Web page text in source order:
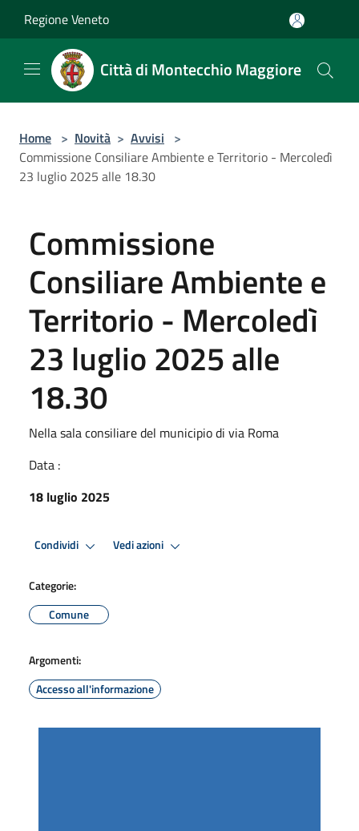
Regione Veneto
Città di Montecchio Maggiore
Home > Novità > Avvisi >
Commissione Consiliare Ambiente e Territorio - Mercoledì
23 luglio 2025 alle 18.30
Commissione
Consiliare Ambiente e
Territorio - Mercoledì
23 luglio 2025 alle
18.30
Nella sala consiliare del municipio di via Roma
Data :
18 luglio 2025
Condividi Vedi azioni
Categorie:
Comune
Argomenti:
Accesso all'informazione